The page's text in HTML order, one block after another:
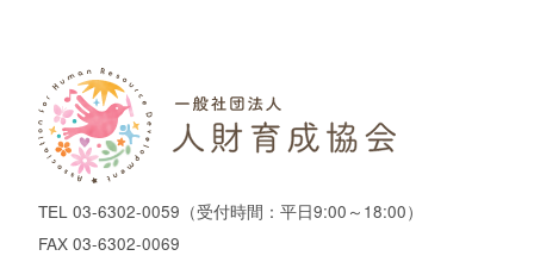
TEL 03-6302-0059 （受付時間：平日9:00～18:00）
FAX 03-6302-0069